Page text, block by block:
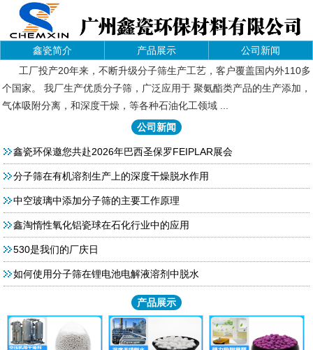
鑫瓷简介 产品展示
公司新闻
工厂投产20年来，不断升级分子筛生产工艺，客户覆盖国内外110多
个国家。 我厂生产优质分子筛，广泛应用于 聚氨酯类产品的生产添加，
气体吸附分离，和深度干燥，等各种石油化工领域 ...
公司新闻
鑫瓷环保邀您共赴2026年巴西圣保罗FEIPLAR展会
分子筛在有机溶剂生产上的深度干燥脱水作用
中空玻璃中添加分子筛的主要工作原理
鑫淘惰性氧化铝瓷球在石化行业中的应用
530是我们的厂庆日
如何使用分子筛在锂电池电解液溶剂中脱水
产品展示